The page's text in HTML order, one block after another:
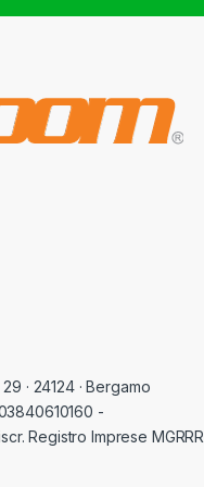
· 24124 · Bergamo
-
Registro Imprese